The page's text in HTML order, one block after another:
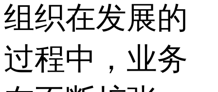
组织在发展的
过程中，业务